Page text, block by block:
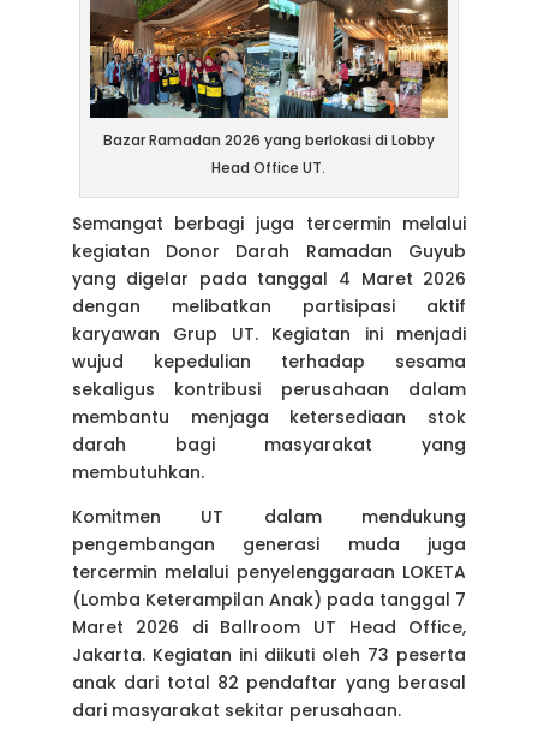
Bazar Ramadan 2026 yang berlokasi di Lobby
Head Office UT.
Semangat berbagi juga tercermin melalui
kegiatan Donor Darah Ramadan Guyub
yang digelar pada tanggal 4 Maret 2026
dengan melibatkan partisipasi aktif
karyawan Grup UT. Kegiatan ini menjadi
wujud kepedulian terhadap sesama
sekaligus kontribusi perusahaan dalam
membantu menjaga ketersediaan stok
darah bagi masyarakat yang
membutuhkan.
Komitmen UT dalam mendukung
pengembangan generasi muda juga
tercermin melalui penyelenggaraan LOKETA
(Lomba Keterampilan Anak) pada tanggal 7
Maret 2026 di Ballroom UT Head Office,
Jakarta. Kegiatan ini diikuti oleh 73 peserta
anak dari total 82 pendaftar yang berasal
dari masyarakat sekitar perusahaan.